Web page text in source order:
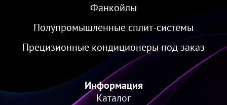
Фанкойлы
Полупромышленные сплит-системы
Прецизионные кондиционеры под заказ
Информация
Каталог